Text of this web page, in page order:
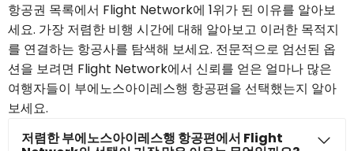
항공권 목록에서 Flight Network에 1위가 된 이유를 알아보
세요. 가장 저렴한 비행 시간에 대해 알아보고 이러한 목적지
를 연결하는 항공사를 탐색해 보세요. 전문적으로 엄선된 옵
션을 보려면 Flight Network에서 신뢰를 얻은 얼마나 많은
여행자들이 부에노스아이레스행 항공편을 선택했는지 알아
보세요.
저렴한 부에노스아이레스행 항공편에서 Flight